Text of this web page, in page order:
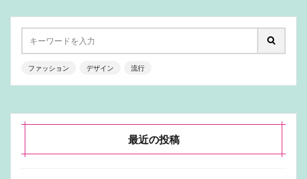
ファッション デザイン 流行
最近の投稿